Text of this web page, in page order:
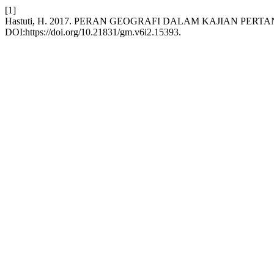
[1]
Hastuti, H. 2017. PERAN GEOGRAFI DALAM KAJIAN
DOI:https://doi.org/10.21831/gm.v6i2.15393.